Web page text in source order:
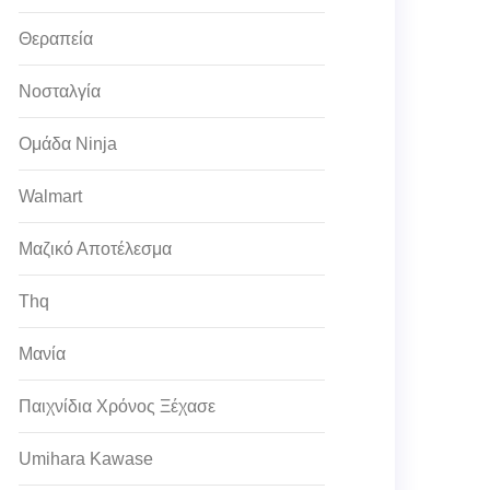
Θεραπεία
Νοσταλγία
Ομάδα Ninja
Walmart
Μαζικό Αποτέλεσμα
Thq
Μανία
Παιχνίδια Χρόνος Ξέχασε
Umihara Kawase